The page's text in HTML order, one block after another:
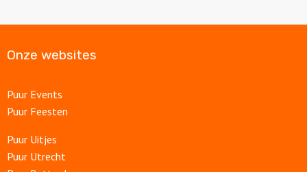
Onze websites
Puur Events
Puur Feesten
Puur Uitjes
Puur Utrecht